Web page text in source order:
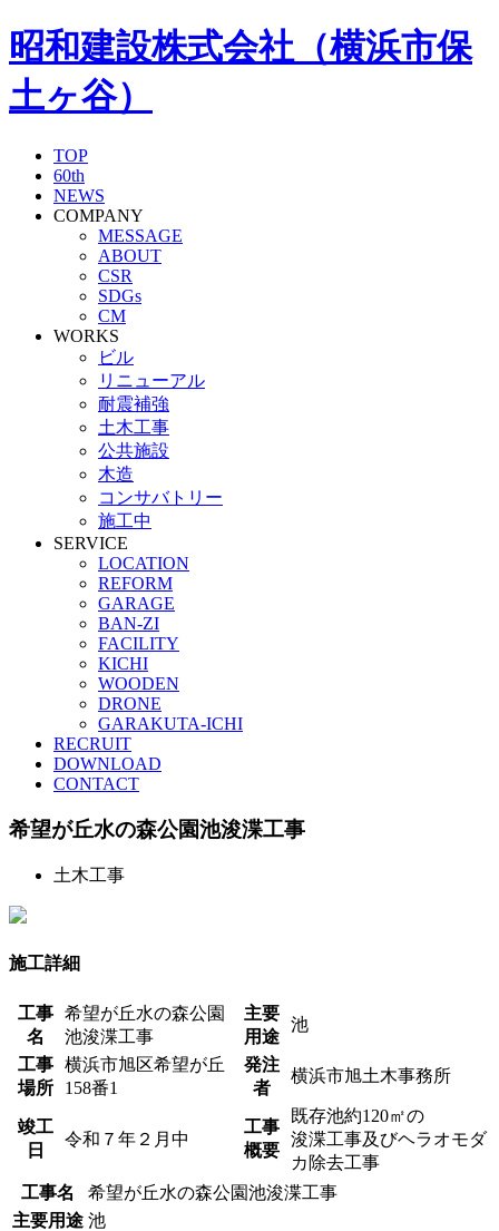
昭和建設株式会社（横浜市保
土ヶ谷）
TOP
60th
NEWS
COMPANY
MESSAGE
ABOUT
CSR
SDGs
CM
WORKS
ビル
リニューアル
耐震補強
土木工事
公共施設
木造
コンサバトリー
施工中
SERVICE
LOCATION
REFORM
GARAGE
BAN-ZI
FACILITY
KICHI
WOODEN
DRONE
GARAKUTA-ICHI
RECRUIT
DOWNLOAD
CONTACT
希望が丘水の森公園池浚渫工事
土木工事
施工詳細
工事
名
希望が丘水の森公園
池浚渫工事
主要
用途
池
工事
場所
横浜市旭区希望が丘
158番1
発注
者
横浜市旭土木事務所
竣工
日
令和７年２月中
工事
概要
既存池約120㎡の
浚渫工事及びヘラオモダ
カ除去工事
工事名
希望が丘水の森公園池浚渫工事
主要用途 池